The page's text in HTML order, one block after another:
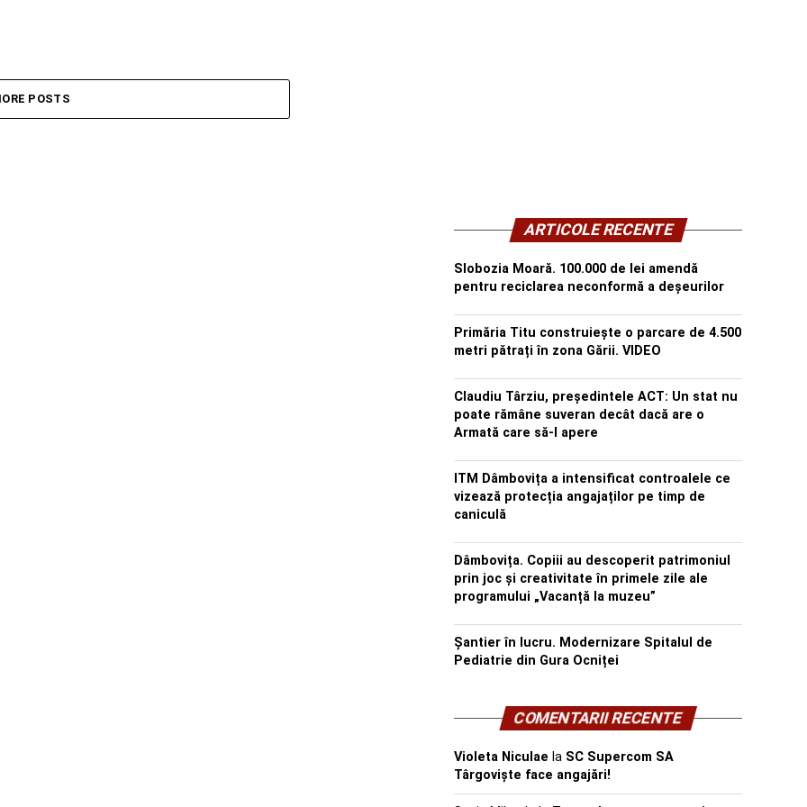
POSTS
ARTICOLE RECENTE
Slobozia Moară. 100.000 de lei amendă
pentru reciclarea neconformă a deșeurilor
Primăria Titu construiește o parcare de 4.500
metri pătrați în zona Gării. VIDEO
Claudiu Târziu, președintele ACT: Un stat nu
poate rămâne suveran decât dacă are o
Armată care să-l apere
ITM Dâmbovița a intensificat controalele ce
vizează protecția angajaților pe timp de
caniculă
Dâmbovița. Copiii au descoperit patrimoniul
prin joc și creativitate în primele zile ale
programului „Vacanță la muzeu”
Șantier în lucru. Modernizare Spitalul de
Pediatrie din Gura Ocniței
COMENTARII RECENTE
Violeta Niculae la SC Supercom SA
Târgoviște face angajări!